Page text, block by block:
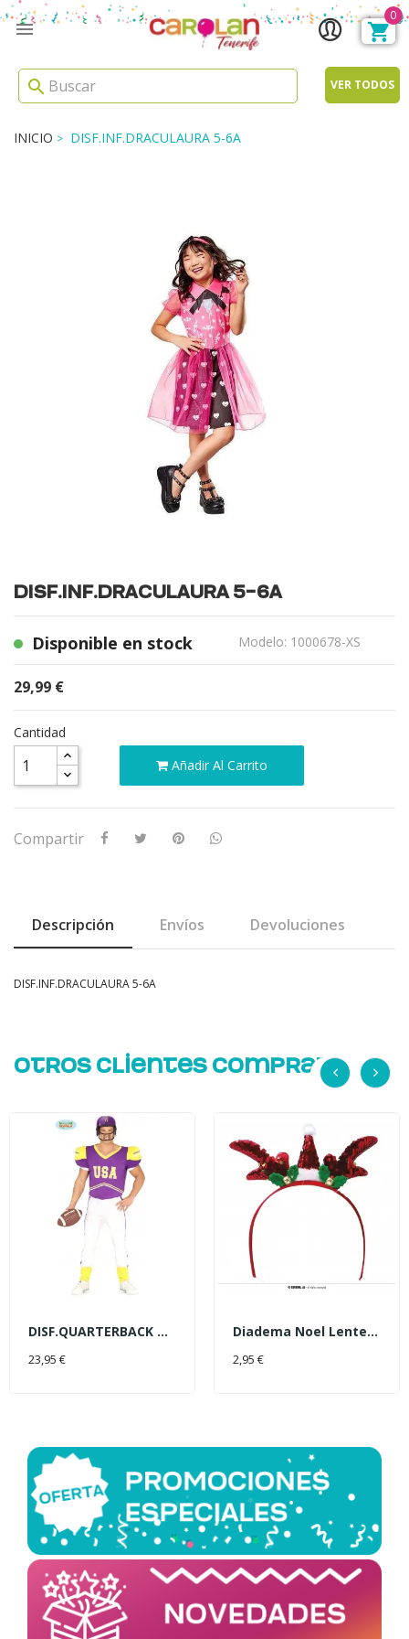

0
search VER TODOS
INICIO DISF.INF.DRACULAURA 5-6A
DISF.INF.DRACULAURA 5-6A
Disponible en stock Modelo: 1000678-XS
29,99 €
Cantidad
Añadir Al Carrito
Compartir
Descripción Envíos Devoluciones
DISF.INF.DRACULAURA 5-6A
Otros Clientes Compran
DISF.QUARTERBACK T-M
23,95 €
Diadema Noel Lentejuelas
2,95 €